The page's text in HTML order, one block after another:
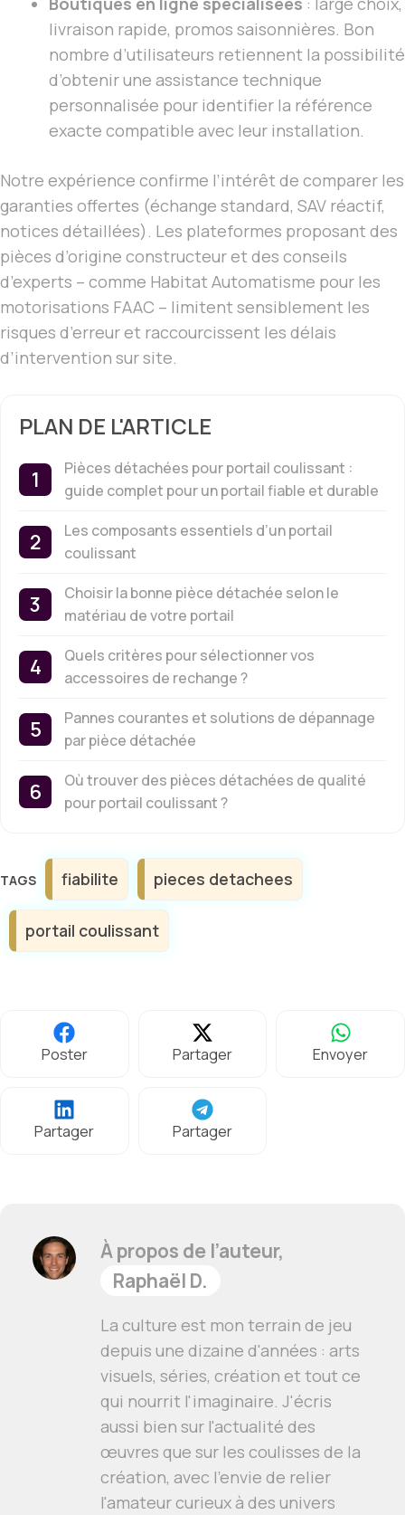
livraison rapide, promos saisonnières. Bon
nombre d’utilisateurs retiennent la possibilité
d’obtenir une assistance technique
personnalisée pour identifier la référence
exacte compatible avec leur installation.
Notre expérience confirme l’intérêt de comparer les
garanties offertes (échange standard, SAV réactif,
notices détaillées). Les plateformes proposant des
pièces d’origine constructeur et des conseils
d’experts – comme Habitat Automatisme pour les
motorisations FAAC – limitent sensiblement les
risques d’erreur et raccourcissent les délais
d’intervention sur site.
PLAN DE L'ARTICLE
Pièces détachées pour portail coulissant :
guide complet pour un portail fiable et durable
Les composants essentiels d’un portail
coulissant
Choisir la bonne pièce détachée selon le
matériau de votre portail
Quels critères pour sélectionner vos
accessoires de rechange ?
Pannes courantes et solutions de dépannage
par pièce détachée
Où trouver des pièces détachées de qualité
pour portail coulissant ?
Étiquettes
fiabilite pieces detachees
portail coulissant
Poster Partager Envoyer
Partager Partager
À propos de l’auteur,
Raphaël D.
La culture est mon terrain de jeu
depuis une dizaine d'années : arts
visuels, séries, création et tout ce
qui nourrit l'imaginaire. J'écris
aussi bien sur l'actualité des
œuvres que sur les coulisses de la
création, avec l'envie de relier
l'amateur curieux à des univers